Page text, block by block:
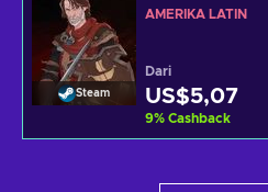
Steam
AMERIKA LATIN
Dari
US$5,07
9% Cashback